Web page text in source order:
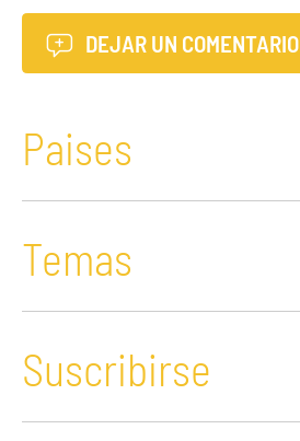
DEJAR UN COMENTARIO
Paises
Temas
Suscribirse